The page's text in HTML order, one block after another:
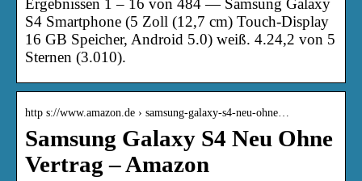
Ergebnissen 1 – 16 von 484 — Samsung Galaxy
S4 Smartphone (5 Zoll (12,7 cm) Touch-Display
16 GB Speicher, Android 5.0) weiß. 4.24,2 von 5
Sternen (3.010).
http s://www.amazon.de › samsung-galaxy-s4-neu-ohne…
Samsung Galaxy S4 Neu Ohne
Vertrag – Amazon